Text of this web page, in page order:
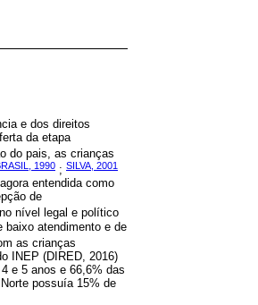
e dos direitos
da etapa
do pais, as crianças
1990 ; SILVA, 2001
entendida como
de
nível legal e político
baixo atendimento e de
as crianças
INEP (DIRED, 2016)
e 5 anos e 66,6% das
possuía 15% de